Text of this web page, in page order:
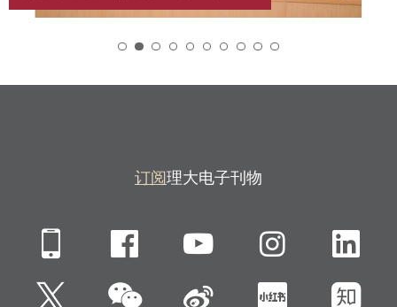
订阅理大电子刊物
Mobile FacebookYouTube
Twitter微信 新浪微博小红书知